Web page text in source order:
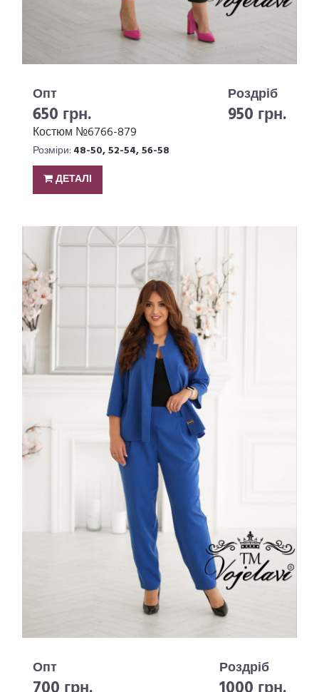
Опт
650 грн.
Роздріб
950 грн.
Костюм №6766-879
Розміри: 48-50, 52-54, 56-58
ДЕТАЛІ
Опт Роздріб